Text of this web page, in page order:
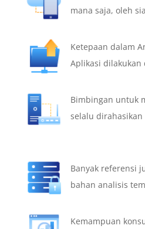
mana saja, oleh
Ketepaan dalam
Aplikasi dilakukan
Bimbingan untuk
selalu dirahasikan
Banyak referensi
bahan analisis
Kemampuan